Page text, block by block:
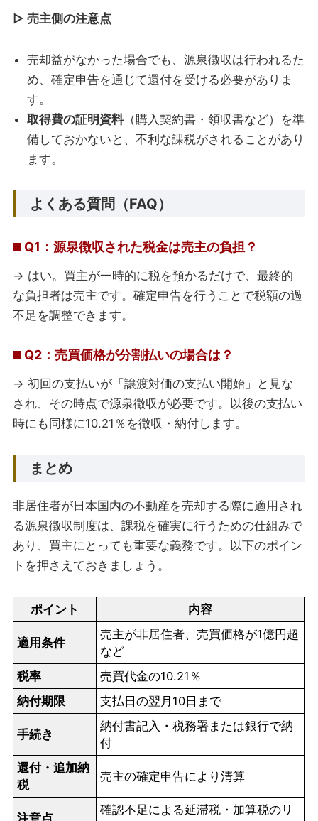
▷ 売主側の注意点
売却益がなかった場合でも、源泉徴収は行われるた
め、確定申告を通じて還付を受ける必要がありま
す。
取得費の証明資料（購入契約書・領収書など）を準
備しておかないと、不利な課税がされることがあり
ます。
よくある質問（FAQ）
Q1：源泉徴収された税金は売主の負担？
→ はい。買主が一時的に税を預かるだけで、最終的
な負担者は売主です。確定申告を行うことで税額の過
不足を調整できます。
Q2：売買価格が分割払いの場合は？
→ 初回の支払いが「譲渡対価の支払い開始」と見な
され、その時点で源泉徴収が必要です。以後の支払い
時にも同様に10.21％を徴収・納付します。
まとめ
非居住者が日本国内の不動産を売却する際に適用され
る源泉徴収制度は、課税を確実に行うための仕組みで
あり、買主にとっても重要な義務です。以下のポイン
トを押さえておきましょう。
ポイント 内容
適用条件
売主が非居住者、売買価格が1億円超
など
税率
売買代金の10.21％
納付期限
支払日の翌月10日まで
手続き
納付書記入・税務署または銀行で納
付
還付・追加納
税
売主の確定申告により清算
確認不足による延滞税・加算税のリ